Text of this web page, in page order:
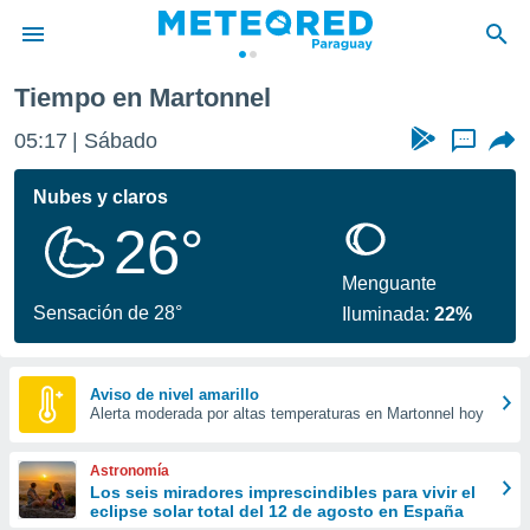
de
ha
calidad.
a este
las
y
forma
digital
basada
Tiempo en Martonnel
05:17 Sábado ...
Nubes y claros
26°
Sensación de 28°
Menguante
Iluminada:22%
Aviso de nivel amarillo
Alerta moderada por altas temperaturas en Martonnel hoy
Astronomía
Los seis miradores imprescindibles para vivir el
eclipse solar total del 12 de agosto en España